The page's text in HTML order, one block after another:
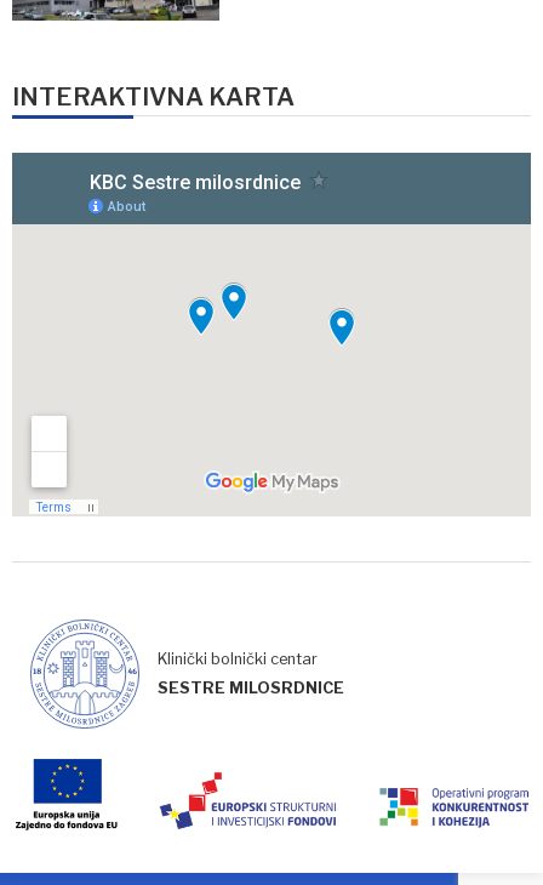
INTERAKTIVNA KARTA
Klinički bolnički centar
SESTRE MILOSRDNICE